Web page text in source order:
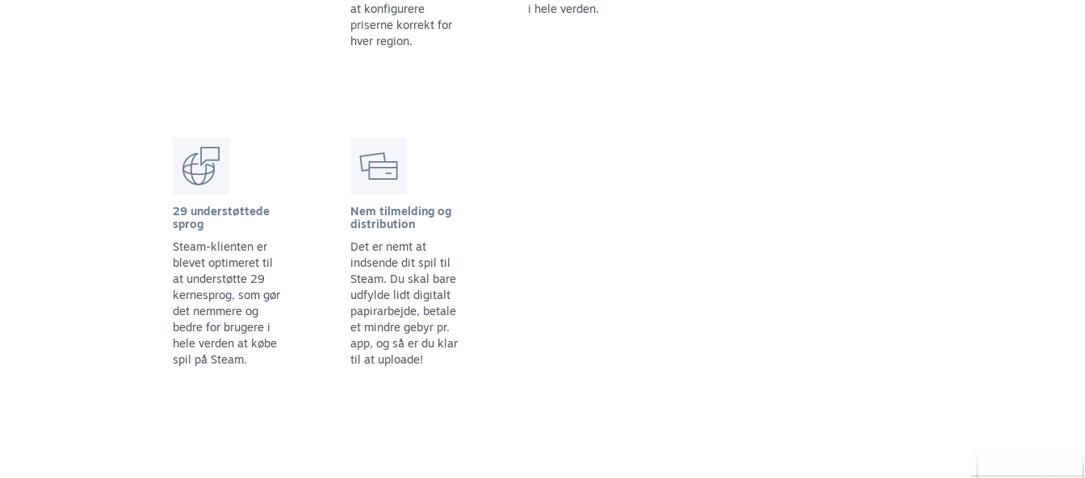
at konfigurere
priserne korrekt for
hver region.
i hele verden.
29 understøttede
sprog
Steam-klienten er
blevet optimeret til
at understøtte 29
kernesprog, som gør
det nemmere og
bedre for brugere i
hele verden at købe
spil på Steam.
Nem tilmelding og
distribution
Det er nemt at
indsende dit spil til
Steam. Du skal bare
udfylde lidt digitalt
papirarbejde, betale
et mindre gebyr pr.
app, og så er du klar
til at uploade!